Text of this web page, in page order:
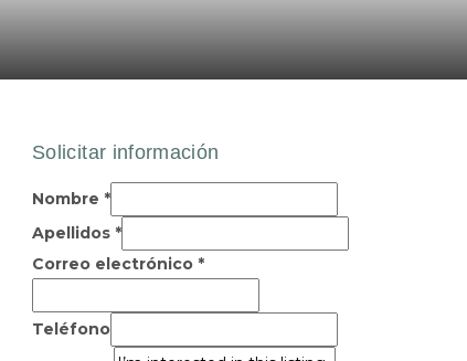
Nombre *
Apellidos *
Correo electrónico *
Teléfono